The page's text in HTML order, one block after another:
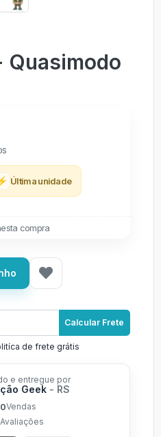
Quasimodo
Última unidade
compra
Calcular Frete
de frete grátis
e entregue por
Geek - RS
Vendas
Avaliações